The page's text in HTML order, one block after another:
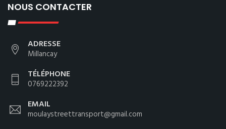
NOUS CONTACTER
ADRESSE
Millancay
TÉLÉPHONE
0769222392
EMAIL
moulaystreettransport@gmail.com